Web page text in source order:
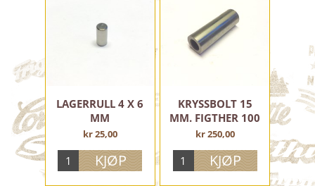
LAGERRULL 4 X 6
MM
kr 25,00
KRYSSBOLT 15
MM. FIGTHER 100
kr 250,00